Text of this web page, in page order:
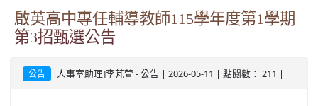
藝競賽榮獲1支金手獎3支優勝
亞洲金牌在啟英！-機器人競賽亞洲
第一
啟英高中專任輔導教師115學年度第1學期
第3招甄選公告
公告 [人事室助理]李芃萱 - 公告 | 2026-05-11 | 點閱數： 211 |